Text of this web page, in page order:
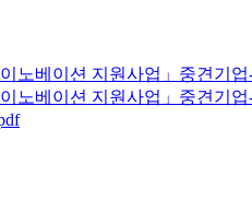
노베이션 지원사업」중견기
노베이션 지원사업」중견기